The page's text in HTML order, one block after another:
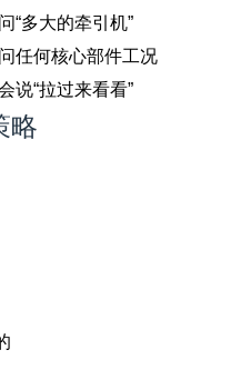
“多大的牵引机”
任何核心部件工况
说“拉过来看看”
略